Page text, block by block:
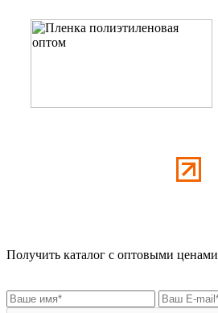
Получить каталог с оптовыми ценами